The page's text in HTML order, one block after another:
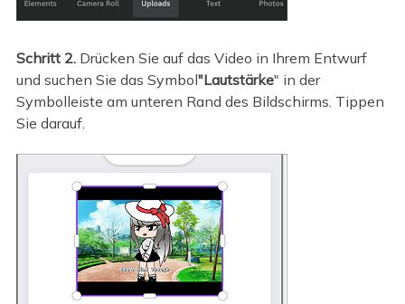
Schritt 2. Drücken Sie auf das Video in Ihrem Entwurf
und suchen Sie das Symbol"Lautstärke" in der
Symbolleiste am unteren Rand des Bildschirms. Tippen
Sie darauf.